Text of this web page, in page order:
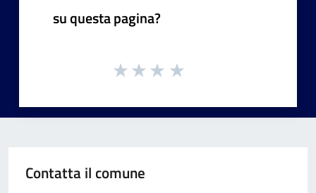
su questa pagina?
Contatta il comune